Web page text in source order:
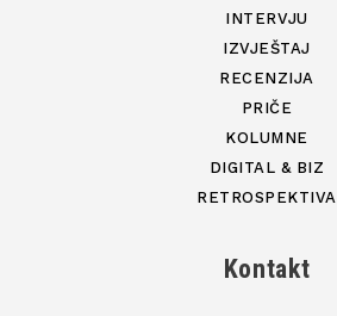
INTERVJU
IZVJEŠTAJ
RECENZIJA
PRIČE
KOLUMNE
DIGITAL & BIZ
RETROSPEKTIVA
Kontakt